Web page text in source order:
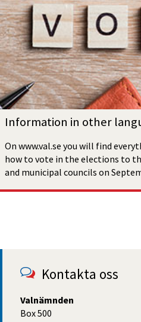
Information in other
On www.val.se you will find
how to vote in the elections to
and municipal councils on
Kontakta oss
Valnämnden
Box 500